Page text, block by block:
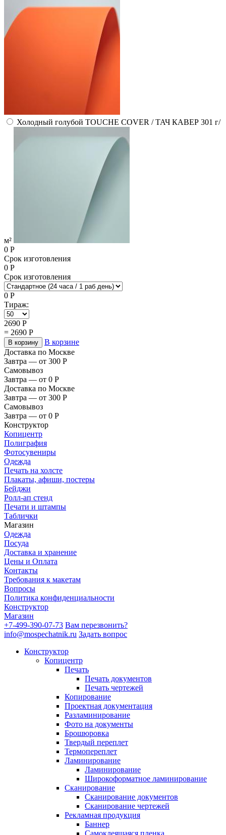
Холодный голубой TOUCHE COVER / ТАЧ КАВЕР 301 г/
м²
0 Р
Срок изготовления
0 Р
Срок изготовления
0 Р
Тираж:
2690 Р
= 2690 Р
В корзину
В корзине
Доставка по Москве
Завтра — от 300 Р
Самовывоз
Завтра — от 0 Р
Доставка по Москве
Завтра — от 300 Р
Самовывоз
Завтра — от 0 Р
Конструктор
Копицентр
Полиграфия
Фотосувениры
Одежда
Печать на холсте
Плакаты, афиши, постеры
Бейджи
Ролл-ап стенд
Печати и штампы
Таблички
Магазин
Одежда
Посуда
Доставка и хранение
Цены и Оплата
Контакты
Требования к макетам
Вопросы
Политика конфиденциальности
Конструктор
Магазин
+7-499-390-07-73 Вам перезвонить?
info@mospechatnik.ru Задать вопрос
Конструктор
Копицентр
Печать
Печать документов
Печать чертежей
Копирование
Проектная документация
Разламинирование
Фото на документы
Брошюровка
Твердый переплет
Термопереплет
Ламинирование
Ламинирование
Широкоформатное ламинирование
Сканирование
Сканирование документов
Сканирование чертежей
Рекламная продукция
Баннер
Самоклеящаяся пленка